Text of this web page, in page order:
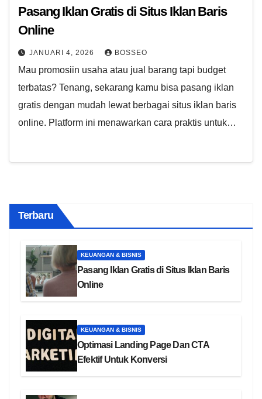
Pasang Iklan Gratis di Situs Iklan Baris
Online
JANUARI 4, 2026 BOSSEO
Mau promosiin usaha atau jual barang tapi budget
terbatas? Tenang, sekarang kamu bisa pasang iklan
gratis dengan mudah lewat berbagai situs iklan baris
online. Platform ini menawarkan cara praktis untuk…
Terbaru
KEUANGAN & BISNIS
Pasang Iklan Gratis di Situs Iklan Baris
Online
KEUANGAN & BISNIS
Optimasi Landing Page Dan CTA
Efektif Untuk Konversi